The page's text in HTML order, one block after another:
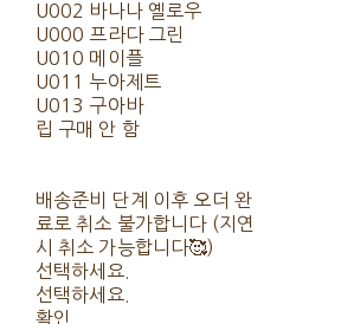
U002 바나나 옐로우
U000 프라다 그린
U010 메이플
U011 누아제트
U013 구아바
립 구매 안 함
배송준비 단계 이후 오더 완
료로 취소 불가합니다 (지연
시 취소 가능합니다🥰)
선택하세요.
선택하세요.
확인